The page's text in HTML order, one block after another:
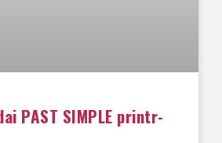
PAST SIMPLE printr-